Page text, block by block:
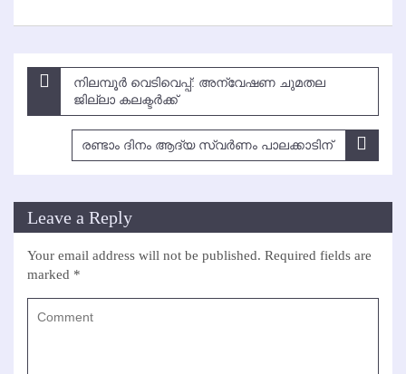
Post
navigation
നിലമ്പൂര്‍ വെടിവെപ്പ്: അന്വേഷണ ചുമതല
ജില്ലാ കലക്ടര്‍ക്ക്
രണ്ടാം ദിനം ആദ്യ സ്വര്‍ണം പാലക്കാടിന്
Leave a Reply
Your email address will not be published. Required fields are
marked *